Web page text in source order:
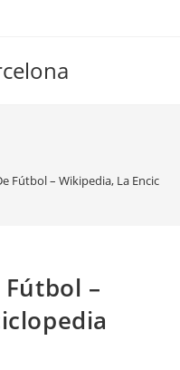
Fútbol – Wikipedia, La
–